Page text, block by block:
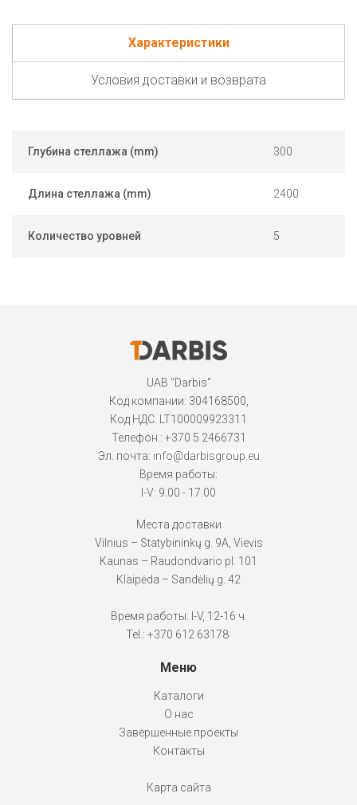
Характеристики
Условия доставки и возврата
Глубина стеллажа (mm) 300
Длина стеллажа (mm) 2400
Количество уровней 5
UAB "Darbis"
Код компании: 304168500,
Код НДС. LT100009923311
Телефон.: +370 5 2466731
Эл. почта: info@darbisgroup.eu
Время работы:
I-V: 9.00 - 17.00
Места доставки
Vilnius – Statybininkų g. 9A, Vievis
Kaunas – Raudondvario pl. 101
Klaipėda – Sandėlių g. 42
Время работы: I-V, 12-16 ч.
Tel.: +370 612 63178
Меню
Каталоги
О нас
Завершенные проекты
Контакты
Карта сайта